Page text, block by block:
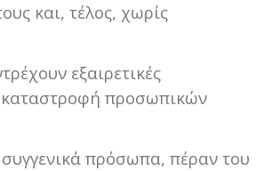
και, τέλος, χωρίς
εξαιρετικές
καταστροφή προσωπικών
πρόσωπα, πέραν του